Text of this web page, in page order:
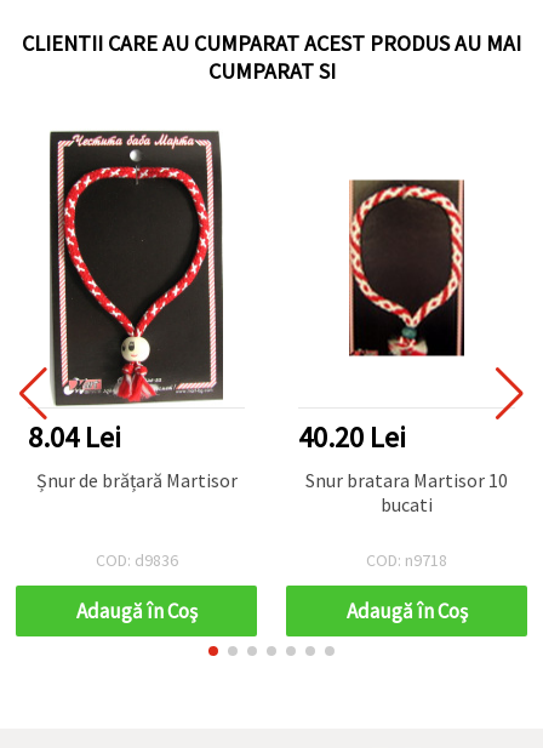
CLIENTII CARE AU CUMPARAT ACEST PRODUS AU MAI
CUMPARAT SI
8.04 Lei
Șnur de brățară Martisor
COD: d9836
Adaugă în Coş
40.20 Lei
Snur bratara Martisor 10
bucati
COD: n9718
Adaugă în Coş